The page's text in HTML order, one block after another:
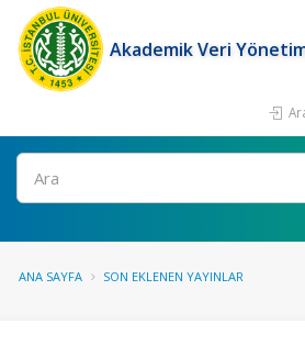
Akademik Veri
Ara
ANA SAYFA SON EKLENEN YAYINLAR